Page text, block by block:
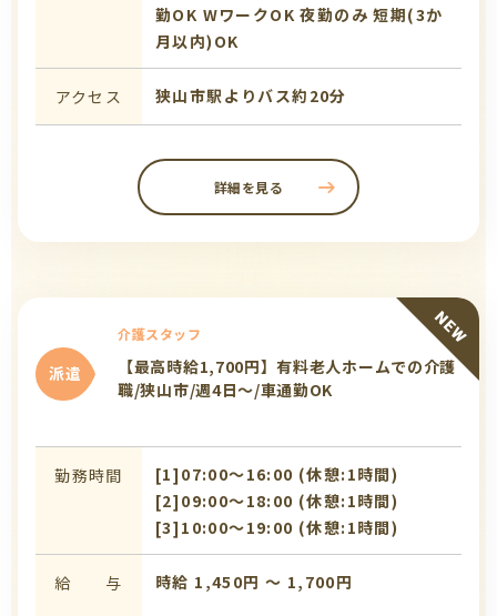
勤OK WワークOK 夜勤のみ 短期(3か
月以内)OK
アクセス 狭山市駅よりバス約20分
詳細を見る
派遣
介護スタッフ
【最高時給1,700円】有料老人ホームでの介護
職/狭山市/週4日～/車通勤OK
勤務時間
[1]07:00〜16:00 (休憩:1時間)
[2]09:00〜18:00 (休憩:1時間)
[3]10:00〜19:00 (休憩:1時間)
給 与 時給 1,450円 〜 1,700円